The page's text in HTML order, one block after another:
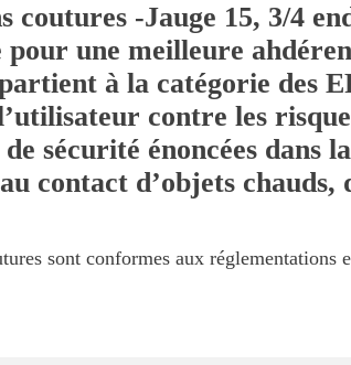
coutures -Jauge 15, 3/4
une meilleure
à la catégorie des
contre les
sécurité énoncées dans
contact d’objets
sont conformes aux